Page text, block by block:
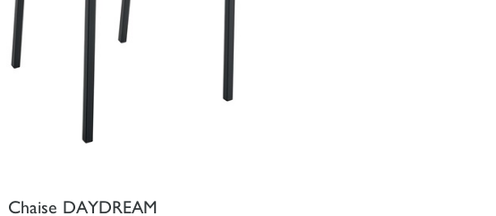
Chaise DAYDREAM